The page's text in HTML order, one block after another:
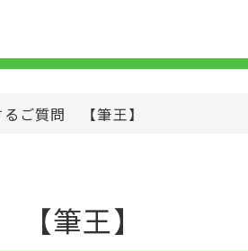
ご質問 【筆王】
筆王】